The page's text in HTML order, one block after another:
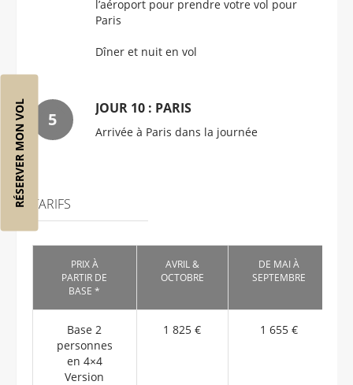
RÉSERVER MON VOL
l’aéroport pour prendre votre vol pour
Paris
Dîner et nuit en vol
JOUR 10 : PARIS
Arrivée à Paris dans la journée
TARIFS
PRIX À
PARTIR DE
BASE *
AVRIL &
OCTOBRE
DE MAI À
SEPTEMBRE
Base 2
personnes
en 4×4
Version
1 825 € 1 655 €